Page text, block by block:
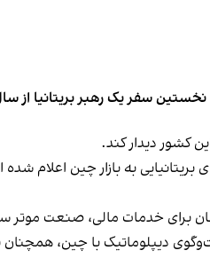
کشور دیدار کند.
به بازار چین اعلام
برای خدمات مالی، صنعت
دیپلوماتیک با چین،